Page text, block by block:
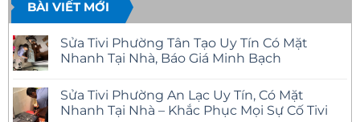
BÀI VIẾT MỚI
Sửa Tivi Phường Tân Tạo Uy Tín Có Mặt
Nhanh Tại Nhà, Báo Giá Minh Bạch
bình
luận
ở
Sửa Tivi Phường An Lạc Uy Tín, Có Mặt
Nhanh Tại Nhà – Khắc Phục Mọi Sự Cố Tivi